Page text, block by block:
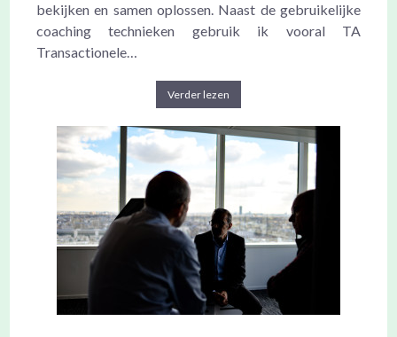
bekijken en samen oplossen. Naast de gebruikelijke
coaching technieken gebruik ik vooral TA
Transactionele…
Verder lezen